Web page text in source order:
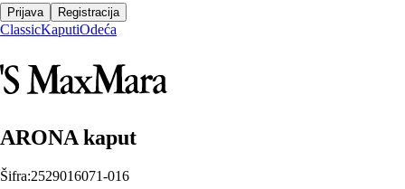
Prijava Registracija
ClassicKaputiOdeća
ARONA kaput
Šifra:2529016071-016